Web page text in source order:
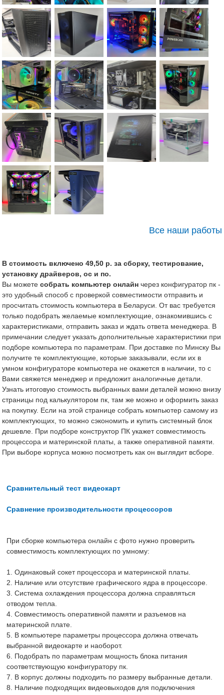
Все наши работы
В стоимость включено 49,50 р. за сборку, тестирование,
установку драйверов, ос и по.
Вы можетесобрать компьютер онлайн через конфигуратор пк -
это удобный способ с проверкой совместимости отправить и
просчитать стоимость компьютера в Беларуси. От вас требуется
только подобрать желаемые комплектующие, ознакомившись с
характеристиками, отправить заказ и ждать ответа менеджера. В
примечании следует указать дополнительные характеристики при
подборе компьютера по параметрам. При доставке по Минску Вы
получите те комплектующие, которые заказывали, если их в
умном конфигураторе компьютера не окажется в наличии, то с
Вами свяжется менеджер и предложит аналогичные детали.
Узнать итоговую стоимость выбранных вами деталей можно внизу
страницы под калькулятором пк, там же можно и оформить заказ
на покупку. Если на этой странице собрать компьютер самому из
комплектующих, то можно сэкономить и купить системный блок
дешевле. При подборе конструктор ПК укажет совместимость
процессора и материнской платы, а также оперативной памяти.
При выборе корпуса можно посмотреть как он выглядит всборе.
Сравнительный тест видеокарт
Сравнение производительности процессоров
При сборке компьютера онлайн с фото нужно проверить
совместимость комплектующих по умному:
1. Одинаковый сокет процессора и материнской платы.
2. Наличие или отсутствие графического ядра в процессоре.
3. Система охлаждения процессора должна справляться
отводом тепла.
4. Совместимость оперативной памяти и разъемов на
материнской плате.
5. В компьютере параметры процессора должна отвечать
выбранной видеокарте и наоборот.
6. Подобрать по параметрам мощность блока питания
соответствующую конфигуратору пк.
7. В корпус должны подходить по размеру выбранные детали.
8. Наличие подходящих видеовыходов для подключения